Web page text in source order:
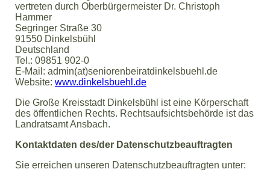
vertreten durch Oberbürgermeister Dr. Christoph
Hammer
Segringer Straße 30
91550 Dinkelsbühl
Deutschland
Tel.: 09851 902-0
E-Mail: admin(at)seniorenbeiratdinkelsbuehl.de
Website: www.dinkelsbuehl.de
Die Große Kreisstadt Dinkelsbühl ist eine Körperschaft
des öffentlichen Rechts. Rechtsaufsichtsbehörde ist das
Landratsamt Ansbach.
Kontaktdaten des/der Datenschutzbeauftragten
Sie erreichen unseren Datenschutzbeauftragten unter: